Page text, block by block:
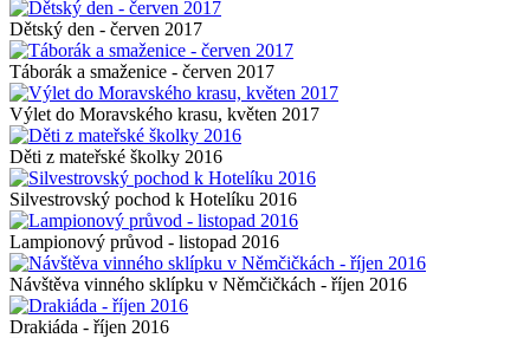
Dětský den - červen 2017
Táborák a smaženice - červen 2017
Výlet do Moravského krasu, květen 2017
Děti z mateřské školky 2016
Silvestrovský pochod k Hotelíku 2016
Lampionový průvod - listopad 2016
Návštěva vinného sklípku v Němčičkách - říjen 2016
Drakiáda - říjen 2016